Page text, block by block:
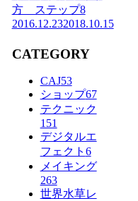
方 ステップ8
2016.12.232018.10.15
CATEGORY
CAJ53
ショップ67
テクニック
151
デジタルエ
フェクト 6
メイキング
263
世界水草レ